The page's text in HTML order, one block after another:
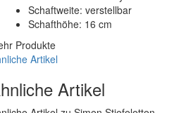
Schaftweite: verstellbar
Schafthöhe: 16 cm
Produkte
Artikel
Artikel